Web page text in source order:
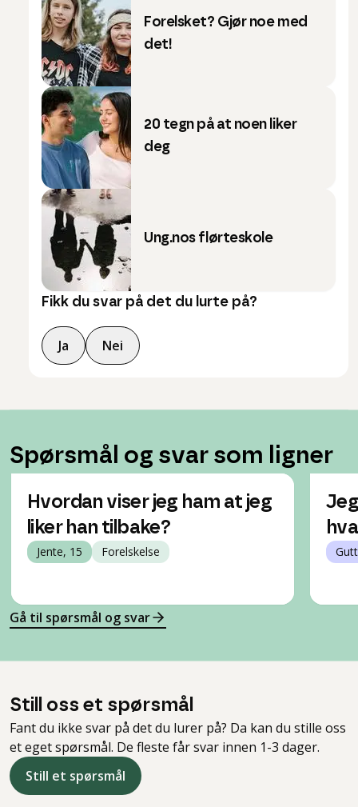
Forelsket? Gjør noe med
det!
20 tegn på at noen liker
deg
Ung.nos flørteskole
Fikk du svar på det du lurte på?
Ja Nei
Spørsmål og svar som ligner
Hvordan viser jeg ham at jeg
liker han tilbake?
Jente, 15 Forelskelse
Gå til spørsmål og svar
Still oss et spørsmål
Fant du ikke svar på det du lurer på? Da kan du stille oss
et eget spørsmål. De fleste får svar innen 1-3 dager.
Still et spørsmål